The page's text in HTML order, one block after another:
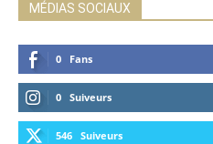
MÉDIAS SOCIAUX
0 Fans
0 Suiveurs
546 Suiveurs